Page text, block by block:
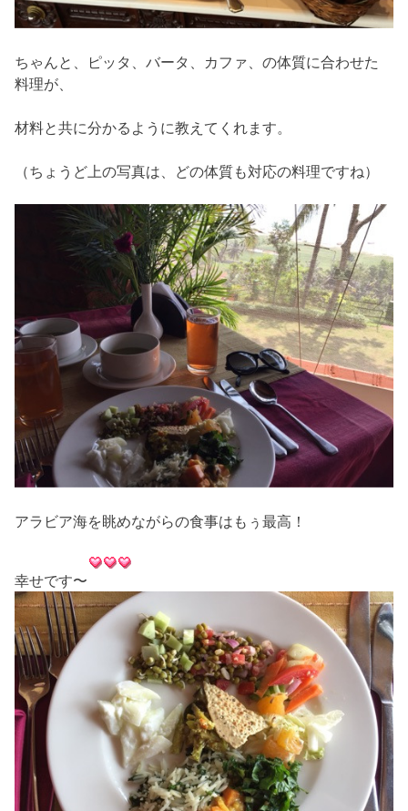
ちゃんと、ピッタ、バータ、カファ、の体質に合わせた
料理が、
材料と共に分かるように教えてくれます。
（ちょうど上の写真は、どの体質も対応の料理ですね）
アラビア海を眺めながらの食事はもぅ最高！
幸せです〜